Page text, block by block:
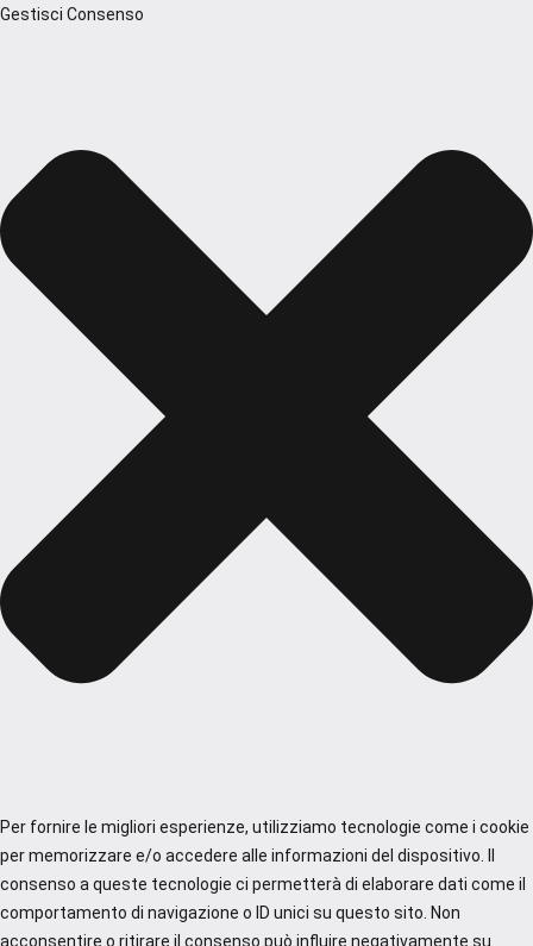
Gestisci Consenso
Per fornire le migliori esperienze, utilizziamo tecnologie come i cookie
per memorizzare e/o accedere alle informazioni del dispositivo. Il
consenso a queste tecnologie ci permetterà di elaborare dati come il
comportamento di navigazione o ID unici su questo sito. Non
acconsentire o ritirare il consenso può influire negativamente su